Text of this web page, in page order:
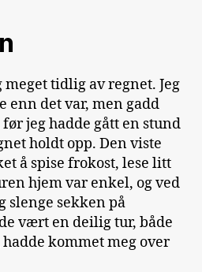
meget tidlig av regnet. Jeg
enn det var, men gadd
jeg hadde gått en stund
holdt opp. Den viste
å spise frokost, lese litt
hjem var enkel, og ved
slenge sekken på
vært en deilig tur, både
kommet meg over